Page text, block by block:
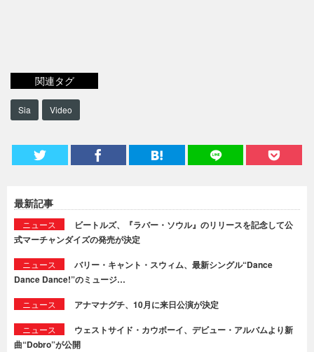
関連タグ
Sia Video
最新記事
ニュース
ビートルズ、『ラバー・ソウル』のリリースを記念して公
式マーチャンダイズの発売が決定
ニュース
バリー・キャント・スウィム、最新シングル“Dance
Dance Dance!”のミュージ…
ニュース アナマナグチ、10月に来日公演が決定
ニュース
ウェストサイド・カウボーイ、デビュー・アルバムより新
曲“Dobro”が公開